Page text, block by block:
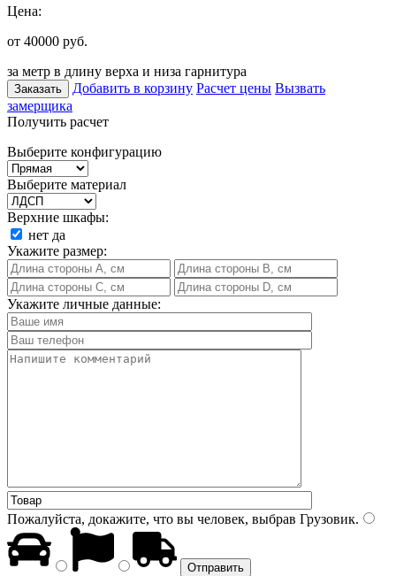
Цена:
от 40000 руб.
за метр в длину верха и низа гарнитура
Заказать Добавить в корзину Расчет цены Вызвать
замерщика
Получить расчет
Выберите конфигурацию
Выберите материал
Верхние шкафы:
нет да
Укажите размер:
Укажите личные данные:
Пожалуйста, докажите, что вы человек, выбрав Грузовик.